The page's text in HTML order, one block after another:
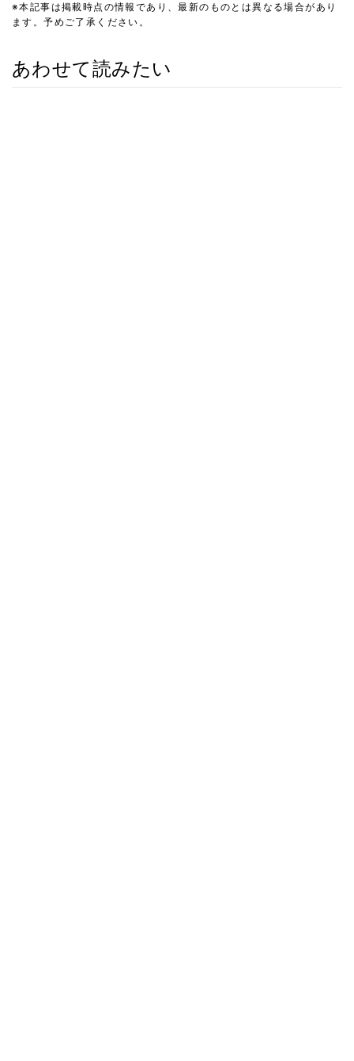
※本記事は掲載時点の情報であり、最新のものとは異なる場合があり
ます。予めご了承ください。
あわせて読みたい